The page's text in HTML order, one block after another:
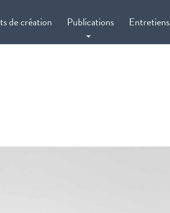
de création Publications Entretiens